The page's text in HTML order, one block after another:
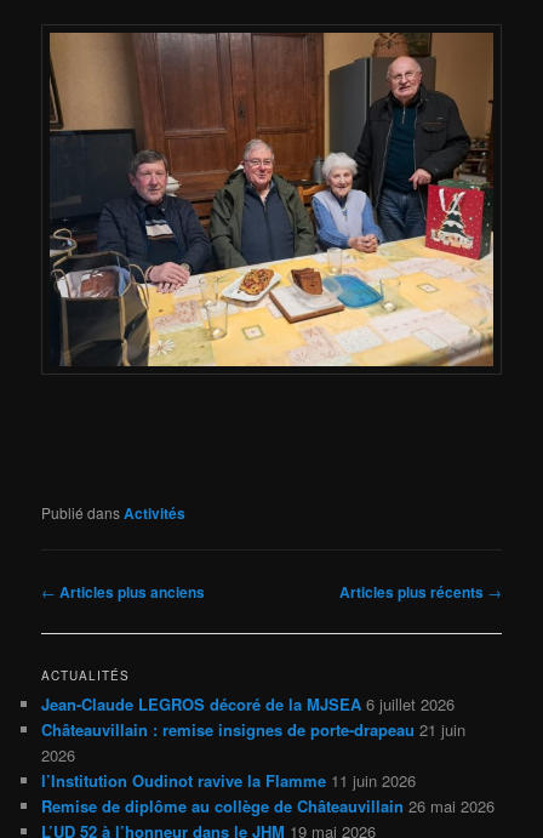
Publié dansActivités
Navigation
articles
← Articles plus anciens Articles plus récents →
ACTUALITÉS
Jean-Claude LEGROS décoré de la MJSEA 6 juillet 2026
Châteauvillain : remise insignes de porte-drapeau 21 juin
2026
l’Institution Oudinot ravive la Flamme 11 juin 2026
Remise de diplôme au collège de Châteauvillain 26 mai 2026
L’UD 52 à l’honneur dans le JHM 19 mai 2026